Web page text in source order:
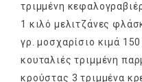
τριμμένη
1 κιλό μελιτζάνες
γρ. μοσχαρίσιο κιμά
κουταλιές τριμμένη
κρούστας 3 τριμμένα